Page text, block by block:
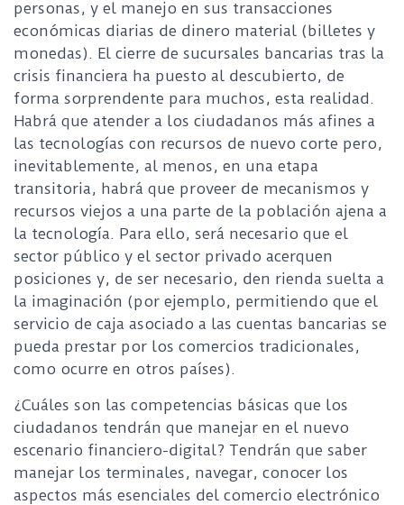
personas, y el manejo en sus transacciones
económicas diarias de dinero material (billetes y
monedas). El cierre de sucursales bancarias tras la
crisis financiera ha puesto al descubierto, de
forma sorprendente para muchos, esta realidad.
Habrá que atender a los ciudadanos más afines a
las tecnologías con recursos de nuevo corte pero,
inevitablemente, al menos, en una etapa
transitoria, habrá que proveer de mecanismos y
recursos viejos a una parte de la población ajena a
la tecnología. Para ello, será necesario que el
sector público y el sector privado acerquen
posiciones y, de ser necesario, den rienda suelta a
la imaginación (por ejemplo, permitiendo que el
servicio de caja asociado a las cuentas bancarias se
pueda prestar por los comercios tradicionales,
como ocurre en otros países).
¿Cuáles son las competencias básicas que los
ciudadanos tendrán que manejar en el nuevo
escenario financiero-digital? Tendrán que saber
manejar los terminales, navegar, conocer los
aspectos más esenciales del comercio electrónico